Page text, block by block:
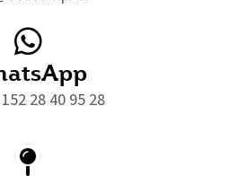
28 40 95 28